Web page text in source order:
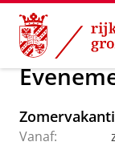
Skip
Content
Skip
Navigation
Maatschappij/
Vanaf: